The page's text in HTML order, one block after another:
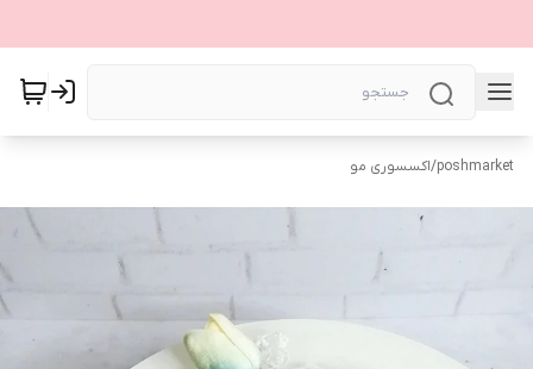
poshmarket
/اکسسوری مو